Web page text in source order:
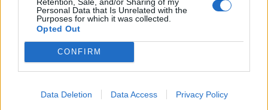
Personal Data that Is Unrelated with the
Purposes for which it was collected.
Opted Out
CONFIRM
Data Deletion Data Access Privacy Policy